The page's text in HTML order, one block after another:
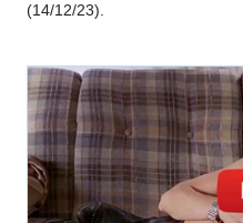
(14/12/23).